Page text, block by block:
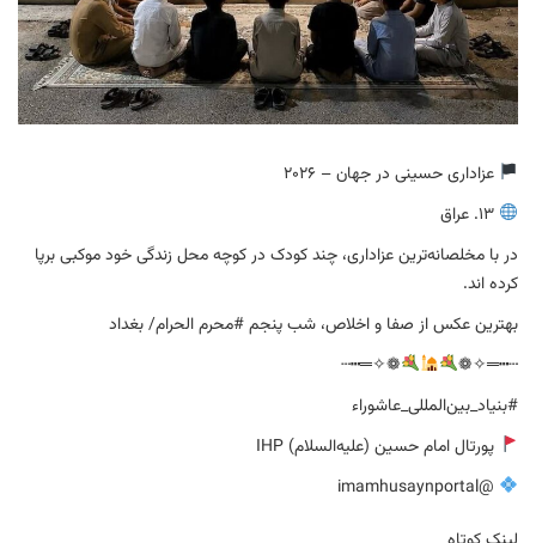
عزاداری حسینی در جهان – 2026
در با مخلصانه‌ترین عزاداری، چند کودک در کوچه محل زندگی خود موکبی برپا
کرده اند.
بهترین عکس از صفا و اخلاص، شب پنجم #محرم الحرام/ بغداد
┄┅═✧❁
❁✧═┅┄
#بنیاد_بین‌المللی_عاشوراء
پورتال امام حسین (علیه‌السلام) IHP
@imamhusaynportal